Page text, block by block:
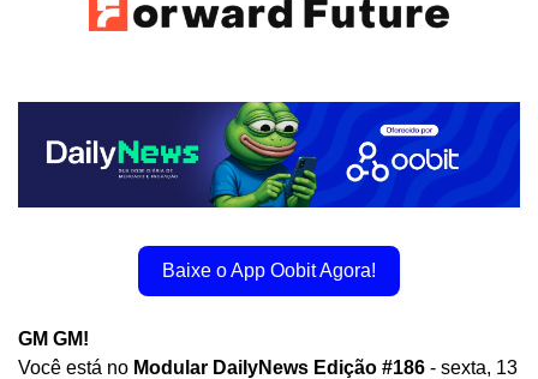
Baixe o App Oobit Agora!
GM GM!
Você está no Modular DailyNews Edição #186 - sexta, 13